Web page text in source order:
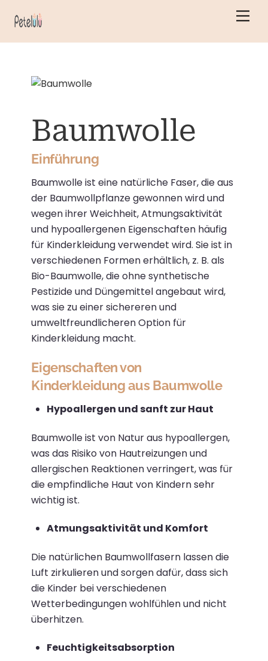
Inhalt
Baumwolle
Einführung
Baumwolle ist eine natürliche Faser, die aus
der Baumwollpflanze gewonnen wird und
wegen ihrer Weichheit, Atmungsaktivität
und hypoallergenen Eigenschaften häufig
für Kinderkleidung verwendet wird. Sie ist in
verschiedenen Formen erhältlich, z. B. als
Bio-Baumwolle, die ohne synthetische
Pestizide und Düngemittel angebaut wird,
was sie zu einer sichereren und
umweltfreundlicheren Option für
Kinderkleidung macht.
Eigenschaften von
Kinderkleidung aus Baumwolle
Hypoallergen und sanft zur Haut
Baumwolle ist von Natur aus hypoallergen,
was das Risiko von Hautreizungen und
allergischen Reaktionen verringert, was für
die empfindliche Haut von Kindern sehr
wichtig ist.
Atmungsaktivität und Komfort
Die natürlichen Baumwollfasern lassen die
Luft zirkulieren und sorgen dafür, dass sich
die Kinder bei verschiedenen
Wetterbedingungen wohlfühlen und nicht
überhitzen.
Feuchtigkeitsabsorption